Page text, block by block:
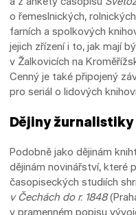
o řemeslnických,
farních a spolkových
jejich zřízení i to, jak mají
v Žalkovicích na
Cenný je také připojený
pro seriál o lidových
Dějiny
Podobně jako dějinám
dějinám novinářství, které
časopiseckých studiích
v Čechách do r. 1848
v pramenném popisu